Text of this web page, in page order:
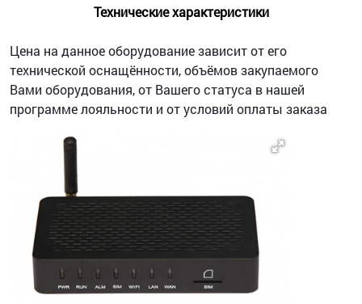
Технические характеристики
Цена на данное оборудование зависит от его
технической оснащённости, объёмов закупаемого
Вами оборудования, от Вашего статуса в нашей
программе лояльности и от условий оплаты заказа